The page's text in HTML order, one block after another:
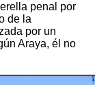
penal por
de la
por un
Araya, él no